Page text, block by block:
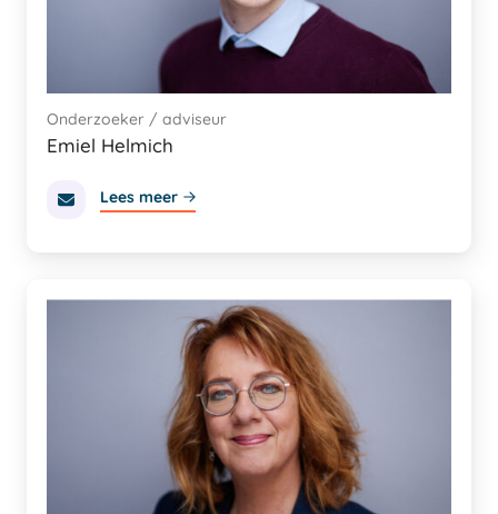
Emiel Helmich
Onderzoeker / adviseur
Lees meer